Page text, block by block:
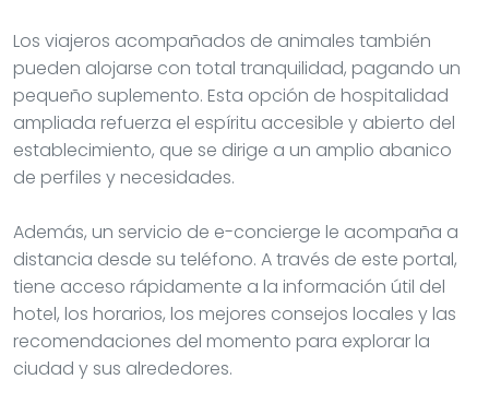
Los viajeros acompañados de animales también
pueden alojarse con total tranquilidad, pagando un
pequeño suplemento. Esta opción de hospitalidad
ampliada refuerza el espíritu accesible y abierto del
establecimiento, que se dirige a un amplio abanico
de perfiles y necesidades.
Además, un servicio de e-concierge le acompaña a
distancia desde su teléfono. A través de este portal,
tiene acceso rápidamente a la información útil del
hotel, los horarios, los mejores consejos locales y las
recomendaciones del momento para explorar la
ciudad y sus alrededores.